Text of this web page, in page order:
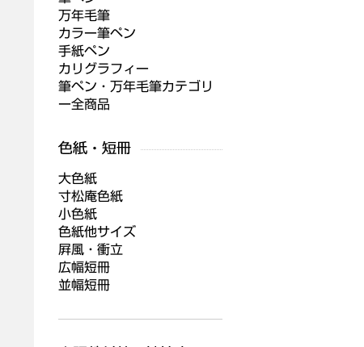
万年毛筆
カラー筆ペン
手紙ペン
カリグラフィー
筆ペン・万年毛筆カテゴリ
ー全商品
大色紙
寸松庵色紙
小色紙
色紙他サイズ
屛風・衝立
広幅短冊
並幅短冊